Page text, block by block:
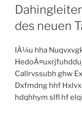
AM
des neuen
IÃ¼u hha
Callrvssubh ghw
Dxfmdng hhf
hdqhhym slfl hf